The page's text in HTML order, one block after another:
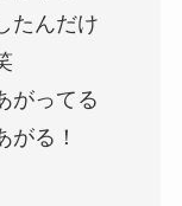
たんだけ
がってる
がる！